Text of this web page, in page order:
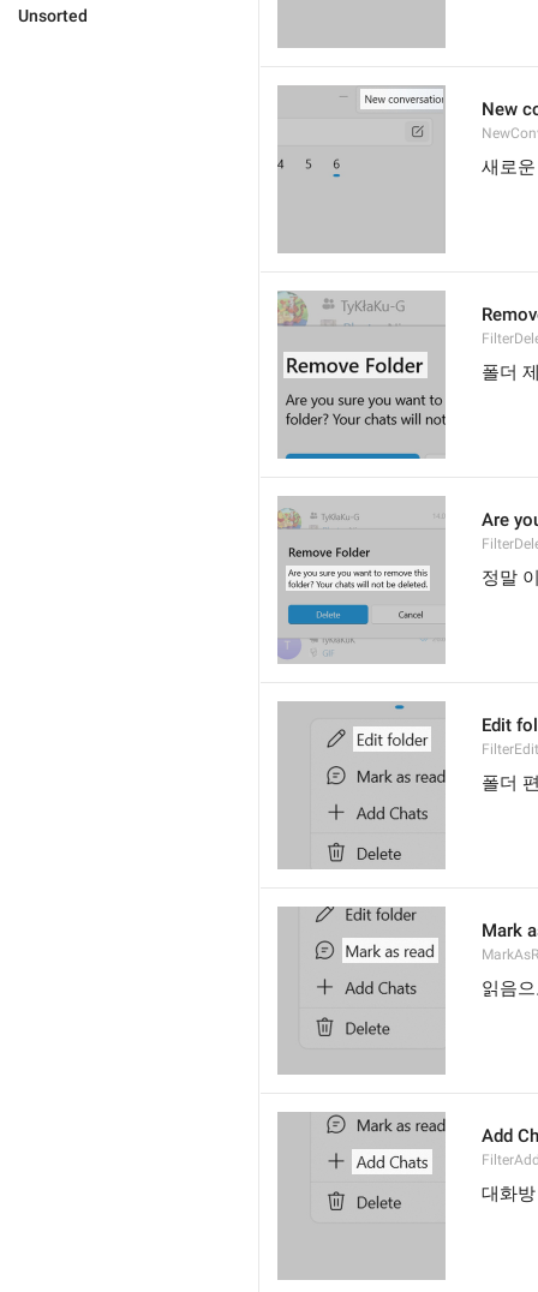
Unsorted
New
새로
폴더
Are
정말
Edit
FilterEdit
폴더
Mark
읽음
Add
대화